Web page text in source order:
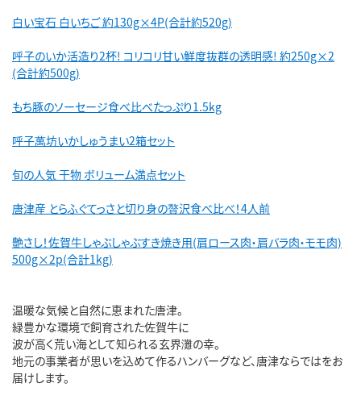
白い宝石 白いちご 約130g×4P(合計約520g)
呼子のいか活造り2杯! コリコリ甘い鮮度抜群の透明感! 約250g×2
(合計約500g)
もち豚のソーセージ食べ比べたっぷり1.5kg
呼子萬坊いかしゅうまい2箱セット
旬の人気 干物 ボリューム満点セット
唐津産 とらふぐてっさと切り身の贅沢食べ比べ！4人前
艶さし！佐賀牛しゃぶしゃぶすき焼き用(肩ロース肉・肩バラ肉・モモ肉)
500g×2p(合計1kg)
温暖な気候と自然に恵まれた唐津。
緑豊かな環境で飼育された佐賀牛に
波が高く荒い海として知られる玄界灘の幸。
地元の事業者が思いを込めて作るハンバーグなど、唐津ならではをお
届けします。